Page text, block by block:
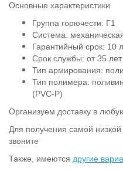
Основные характеристики
Группа горючести: Г1
Система:
Гарантийный срок: 10
Срок службы: от 35 лет
Тип армирования:
Тип полимера:
(PVC-P)
Организуем доставку в
Для получения самой
звоните
Также, имеются другие